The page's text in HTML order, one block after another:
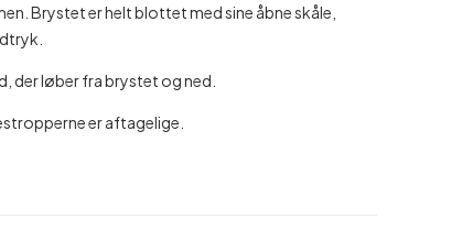
Brystet er helt blottet med sine åbne skåle,
der løber fra brystet og ned.
er aftagelige.